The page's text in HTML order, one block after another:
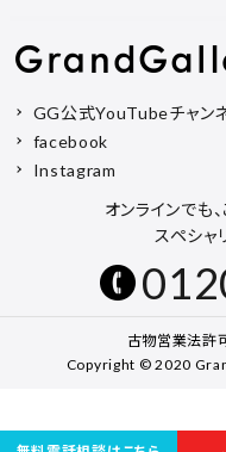
GG公式YouTubeチャン
facebook
Instagram
オンラインでも
スペシャ
古物営業法許
Copyright © 2020